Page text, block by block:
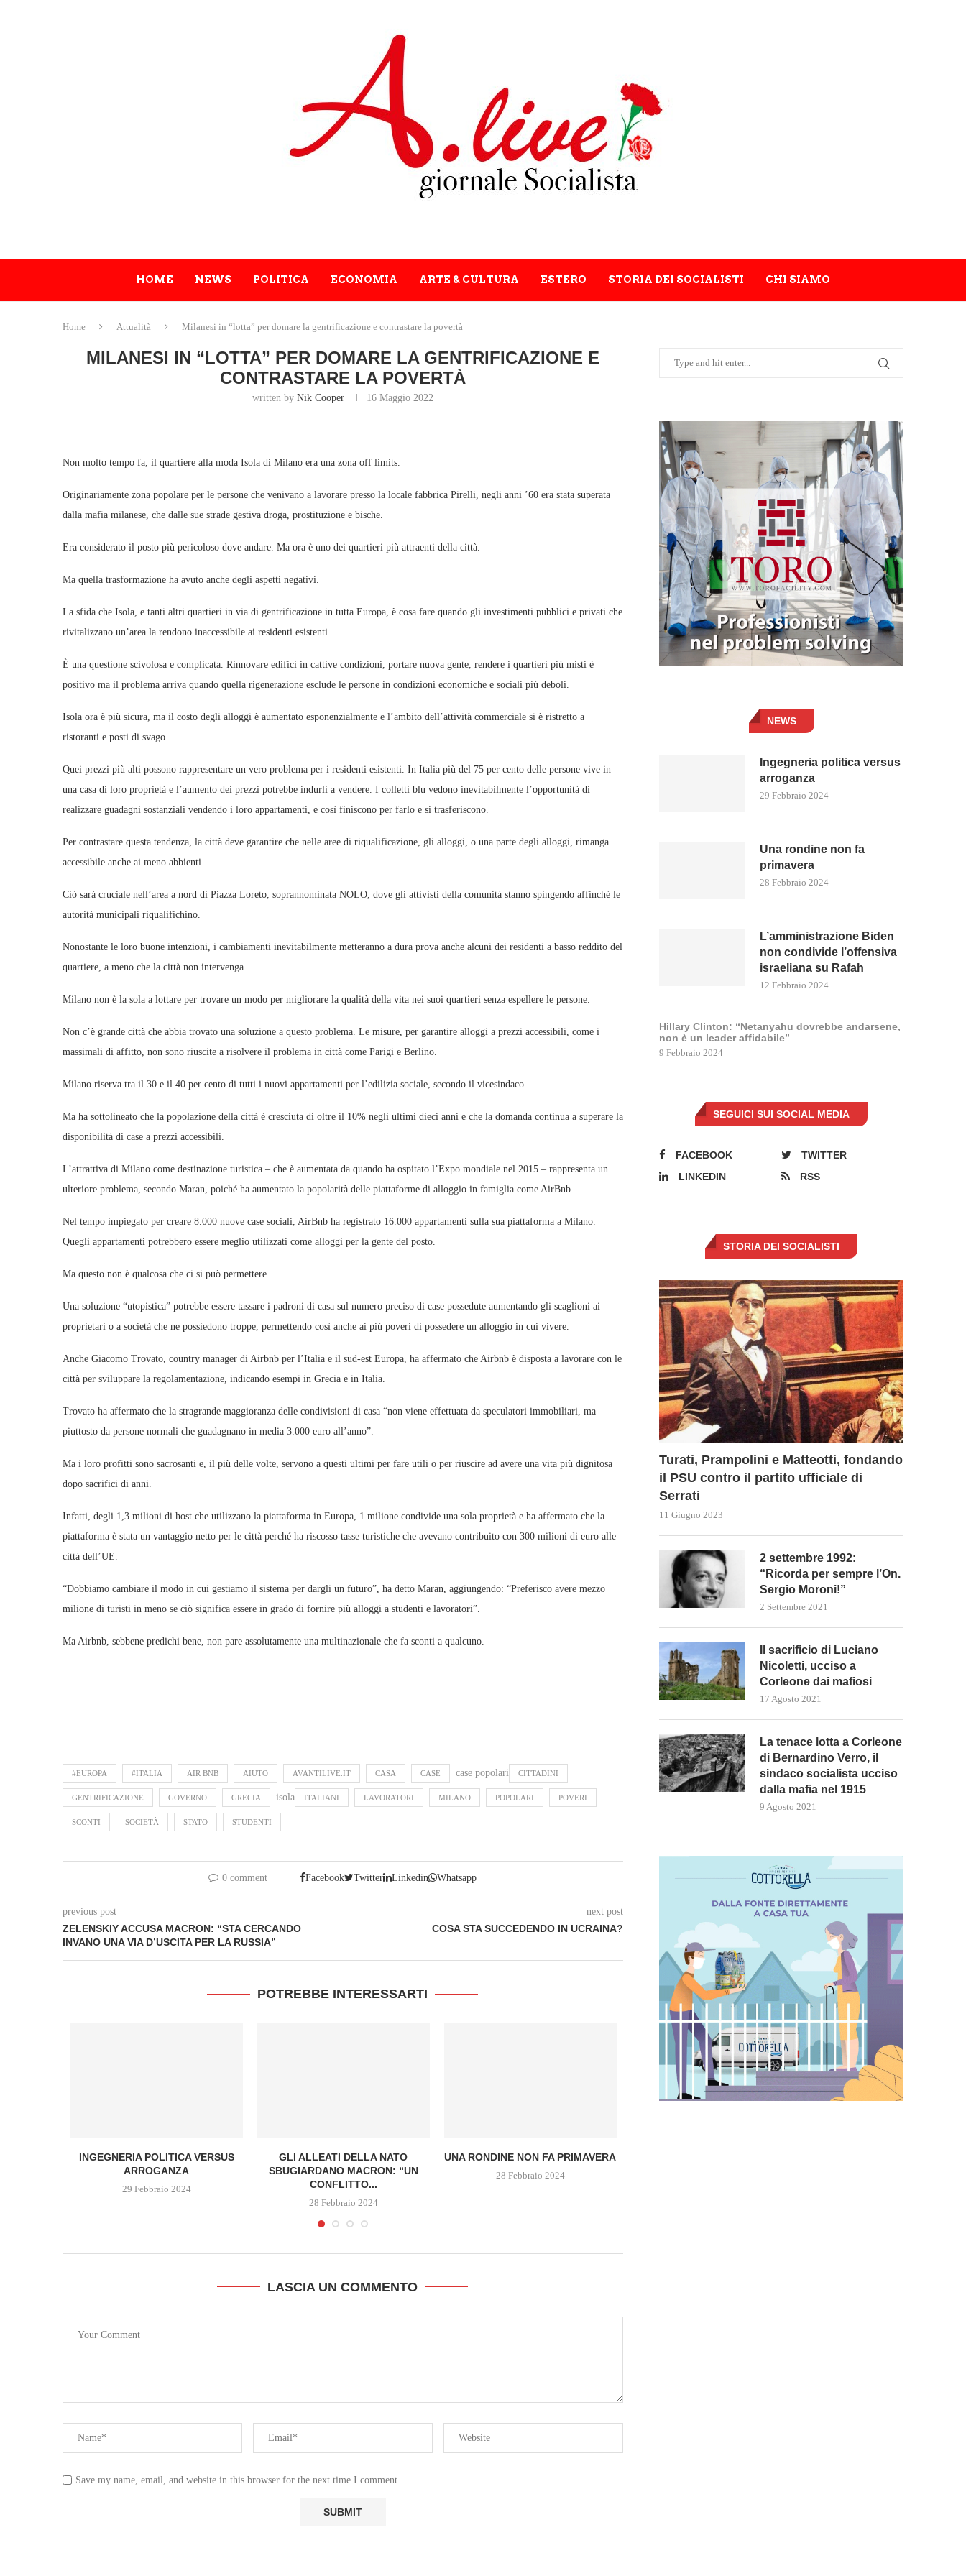
HOME NEWS POLITICA ECONOMIA ARTE & CULTURA ESTERO STORIA DEI SOCIALISTI CHI SIAMO
Home Attualità Milanesi in “lotta” per domare la gentrificazione e contrastare la povertà
MILANESI IN “LOTTA” PER DOMARE LA GENTRIFICAZIONE E
CONTRASTARE LA POVERTÀ
written by Nik Cooper 16 Maggio 2022
Non molto tempo fa, il quartiere alla moda Isola di Milano era una zona off limits.
Originariamente zona popolare per le persone che venivano a lavorare presso la locale fabbrica Pirelli, negli anni ’60 era stata superata
dalla mafia milanese, che dalle sue strade gestiva droga, prostituzione e bische.
Era considerato il posto più pericoloso dove andare. Ma ora è uno dei quartieri più attraenti della città.
Ma quella trasformazione ha avuto anche degli aspetti negativi.
La sfida che Isola, e tanti altri quartieri in via di gentrificazione in tutta Europa, è cosa fare quando gli investimenti pubblici e privati ​​che
rivitalizzano un’area la rendono inaccessibile ai residenti esistenti.
È una questione scivolosa e complicata. Rinnovare edifici in cattive condizioni, portare nuova gente, rendere i quartieri più misti è
positivo ma il problema arriva quando quella rigenerazione esclude le persone in condizioni economiche e sociali più deboli.
Isola ora è più sicura, ma il costo degli alloggi è aumentato esponenzialmente e l’ambito dell’attività commerciale si è ristretto a
ristoranti e posti di svago.
Quei prezzi più alti possono rappresentare un vero problema per i residenti esistenti. In Italia più del 75 per cento delle persone vive in
una casa di loro proprietà e l’aumento dei prezzi potrebbe indurli a vendere. I colletti blu vedono inevitabilmente l’opportunità di
realizzare guadagni sostanziali vendendo i loro appartamenti, e così finiscono per farlo e si trasferiscono.
Per contrastare questa tendenza, la città deve garantire che nelle aree di riqualificazione, gli alloggi, o una parte degli alloggi, rimanga
accessibile anche ai meno abbienti.
Ciò sarà cruciale nell’area a nord di Piazza Loreto, soprannominata NOLO, dove gli attivisti della comunità stanno spingendo affinché le
autorità municipali riqualifichino.
Nonostante le loro buone intenzioni, i cambiamenti inevitabilmente metteranno a dura prova anche alcuni dei residenti a basso reddito del
quartiere, a meno che la città non intervenga.
Milano non è la sola a lottare per trovare un modo per migliorare la qualità della vita nei suoi quartieri senza espellere le persone.
Non c’è grande città che abbia trovato una soluzione a questo problema. Le misure, per garantire alloggi a prezzi accessibili, come i
massimali di affitto, non sono riuscite a risolvere il problema in città come Parigi e Berlino.
Milano riserva tra il 30 e il 40 per cento di tutti i nuovi appartamenti per l’edilizia sociale, secondo il vicesindaco.
Ma ha sottolineato che la popolazione della città è cresciuta di oltre il 10% negli ultimi dieci anni e che la domanda continua a superare la
disponibilità di case a prezzi accessibili.
L’attrattiva di Milano come destinazione turistica – che è aumentata da quando ha ospitato l’Expo mondiale nel 2015 – rappresenta un
ulteriore problema, secondo Maran, poiché ha aumentato la popolarità delle piattaforme di alloggio in famiglia come AirBnb.
Nel tempo impiegato per creare 8.000 nuove case sociali, AirBnb ha registrato 16.000 appartamenti sulla sua piattaforma a Milano.
Quegli appartamenti potrebbero essere meglio utilizzati come alloggi per la gente del posto.
Ma questo non è qualcosa che ci si può permettere.
Una soluzione “utopistica” potrebbe essere tassare i padroni di casa sul numero preciso di case possedute aumentando gli scaglioni ai
proprietari o a società che ne possiedono troppe, permettendo così anche ai più poveri di possedere un alloggio in cui vivere.
Anche Giacomo Trovato, country manager di Airbnb per l’Italia e il sud-est Europa, ha affermato che Airbnb è disposta a lavorare con le
città per sviluppare la regolamentazione, indicando esempi in Grecia e in Italia.
Trovato ha affermato che la stragrande maggioranza delle condivisioni di casa “non viene effettuata da speculatori immobiliari, ma
piuttosto da persone normali che guadagnano in media 3.000 euro all’anno”.
Ma i loro profitti sono sacrosanti e, il più delle volte, servono a questi ultimi per fare utili o per riuscire ad avere una vita più dignitosa
dopo sacrifici di anni.
Infatti, degli 1,3 milioni di host che utilizzano la piattaforma in Europa, 1 milione condivide una sola proprietà e ha affermato che la
piattaforma è stata un vantaggio netto per le città perché ha riscosso tasse turistiche che avevano contribuito con 300 milioni di euro alle
città dell’UE.
“Dobbiamo cambiare il modo in cui gestiamo il sistema per dargli un futuro”, ha detto Maran, aggiungendo: “Preferisco avere mezzo
milione di turisti in meno se ciò significa essere in grado di fornire più alloggi a studenti e lavoratori”.
Ma Airbnb, sebbene predichi bene, non pare assolutamente una multinazionale che fa sconti a qualcuno.
#EUROPA #ITALIA AIR BNB AIUTO AVANTILIVE.IT CASA CASE case popolari CITTADINI
GENTRIFICAZIONE GOVERNO GRECIA isola ITALIANI LAVORATORI MILANO POPOLARI POVERI
SCONTI SOCIETÀ STATO STUDENTI
0 comment Facebook Twitter Linkedin Whatsapp
previous post
ZELENSKIY ACCUSA MACRON: “STA CERCANDO
INVANO UNA VIA D’USCITA PER LA RUSSIA”
next post
COSA STA SUCCEDENDO IN UCRAINA?
POTREBBE INTERESSARTI
INGEGNERIA POLITICA VERSUS
ARROGANZA
29 Febbraio 2024
GLI ALLEATI DELLA NATO
SBUGIARDANO MACRON: “UN
CONFLITTO...
28 Febbraio 2024
UNA RONDINE NON FA PRIMAVERA
28 Febbraio 2024
LASCIA UN COMMENTO
Save my name, email, and website in this browser for the next time I comment.
NEWS
Ingegneria politica versus
arroganza
29 Febbraio 2024
Una rondine non fa
primavera
28 Febbraio 2024
L’amministrazione Biden
non condivide l’offensiva
israeliana su Rafah
12 Febbraio 2024
Hillary Clinton: “Netanyahu dovrebbe andarsene,
non è un leader affidabile”
9 Febbraio 2024
SEGUICI SUI SOCIAL MEDIA
FACEBOOK
TWITTER
LINKEDIN
RSS
STORIA DEI SOCIALISTI
Turati, Prampolini e Matteotti, fondando
il PSU contro il partito ufficiale di
Serrati
11 Giugno 2023
2 settembre 1992:
“Ricorda per sempre l’On.
Sergio Moroni!”
2 Settembre 2021
Il sacrificio di Luciano
Nicoletti, ucciso a
Corleone dai mafiosi
17 Agosto 2021
La tenace lotta a Corleone
di Bernardino Verro, il
sindaco socialista ucciso
dalla mafia nel 1915
9 Agosto 2021